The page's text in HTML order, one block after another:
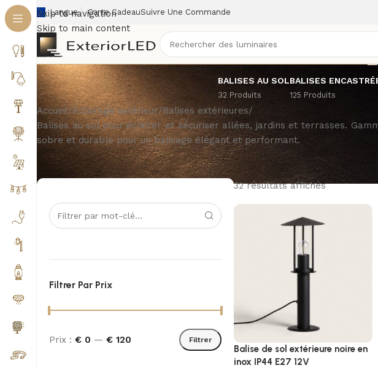
Skip to navigation
Skip to main content
Langue Carte CadeauSuivre Une Commande
BALISES AU SOL
32 Produits
BALISES
125 Produits
Accueil/Éclairage extérieur/Balises extérieures/
Balises au sol pour éclairer et sécuriser allées, jardins et terrasses.
sobre et durable pour un balisage élégant et performant.
Filtrer Par Prix
Filtrer
Prix : € 0 — € 120
32 résultats affichés
Balise de sol extérieure noire en
inox IP44 E27 12V